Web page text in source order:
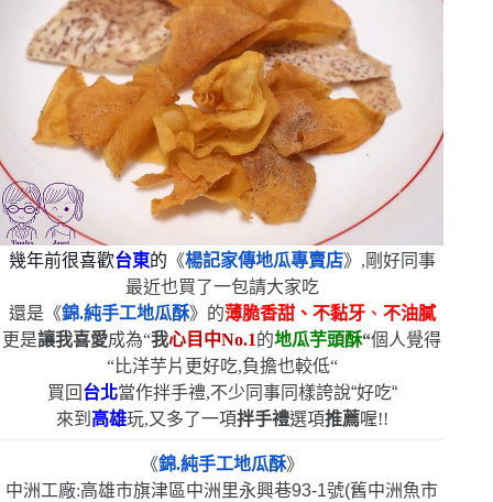
幾年前很喜歡台東的 《楊記家傳地瓜專賣店》,剛好同事
最近也買了一包請大家吃
還是《錦.純手工地瓜酥》的薄脆香甜、 不黏牙、 不油膩
更是讓我喜愛成為“我心目中No.1的地瓜芋頭酥“個人覺得
“比洋芋片更好吃,負擔也較低“
買回 台北當作拌手禮,不少同事同樣誇說“好吃“
來到 高雄玩,又多了一項拌手禮選項推薦喔!!
《錦.純手工地瓜酥》
中洲工廠:高雄市旗津區中洲里永興巷93-1號(舊中洲魚市